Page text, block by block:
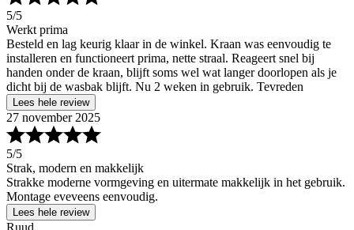
5/5
Werkt prima
Besteld en lag keurig klaar in de winkel. Kraan was eenvoudig te
installeren en functioneert prima, nette straal. Reageert snel bij
handen onder de kraan, blijft soms wel wat langer doorlopen als je
dicht bij de wasbak blijft. Nu 2 weken in gebruik. Tevreden
Lees hele review
27 november 2025
5/5
Strak, modern en makkelijk
Strakke moderne vormgeving en uitermate makkelijk in het gebruik.
Montage eveveens eenvoudig.
Lees hele review
Ruud